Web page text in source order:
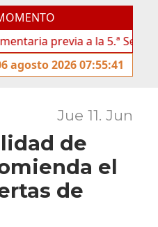
a la 5.ª Sesión
agosto 2026 07:55:41
Jue 11. Jun
de
el
de